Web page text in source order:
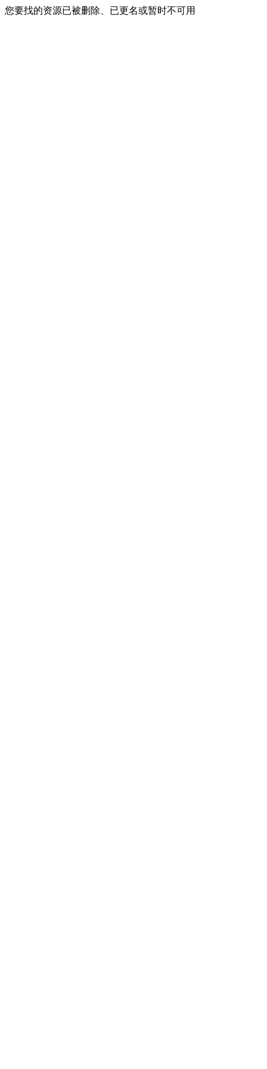
您要找的资源已被删除、已更名或暂时不可用